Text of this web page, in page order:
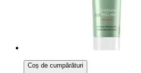
Coș de cumpărături